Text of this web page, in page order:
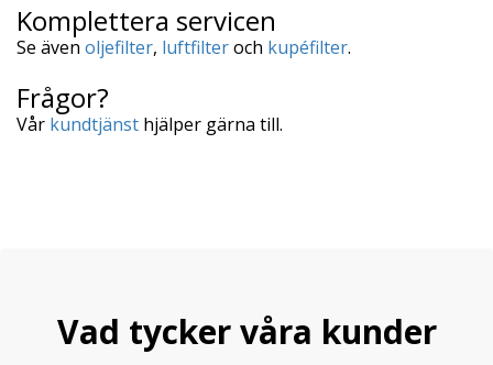
Komplettera servicen
Se även oljefilter, luftfilteroch kupéfilter.
Frågor?
Vår kundtjänst hjälper gärna till.
Vad tycker våra kunder